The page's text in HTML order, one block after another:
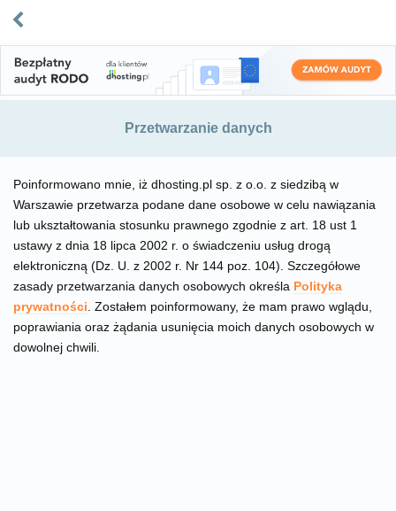
Przetwarzanie danych
Poinformowano mnie, iż dhosting.pl sp. z o.o. z siedzibą w
Warszawie przetwarza podane dane osobowe w celu nawiązania
lub ukształtowania stosunku prawnego zgodnie z art. 18 ust 1
ustawy z dnia 18 lipca 2002 r. o świadczeniu usług drogą
elektroniczną (Dz. U. z 2002 r. Nr 144 poz. 104). Szczegółowe
zasady przetwarzania danych osobowych określa Polityka
prywatności . Zostałem poinformowany, że mam prawo wglądu,
poprawiania oraz żądania usunięcia moich danych osobowych w
dowolnej chwili.